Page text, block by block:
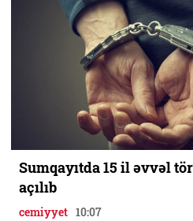
Sumqayıtda 15 il əvvəl
açılıb
cemiyyet 10:07